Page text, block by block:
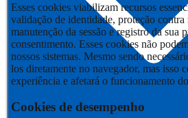
Esses cookies viabilizam recursos
validação de identidade, proteção
manutenção da sessão e registro da sua
consentimento. Esses cookies não
nossos sistemas. Mesmo sendo
los diretamente no navegador, mas isso
experiência e afetará o funcionamento
Cookies de desempenho